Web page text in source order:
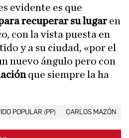
evidente es que
recuperar su lugaren
con la vista puesta en
y a su ciudad, «por el
nuevo ángulo pero con
que siempre la ha
POPULAR (PP) CARLOS MAZÓN